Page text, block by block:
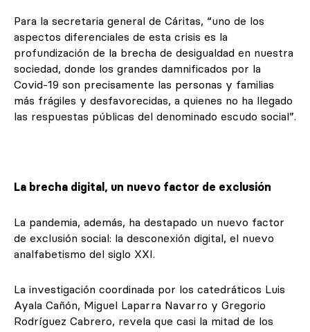
Para la secretaria general de Cáritas, “uno de los
aspectos diferenciales de esta crisis es la
profundización de la brecha de desigualdad en nuestra
sociedad, donde los grandes damnificados por la
Covid-19 son precisamente las personas y familias
más frágiles y desfavorecidas, a quienes no ha llegado
las respuestas públicas del denominado escudo social”.
La brecha digital, un nuevo factor de exclusión
La pandemia, además, ha destapado un nuevo factor
de exclusión social: la desconexión digital, el nuevo
analfabetismo del siglo XXI.
La investigación coordinada por los catedráticos Luis
Ayala Cañón, Miguel Laparra Navarro y Gregorio
Rodríguez Cabrero, revela que casi la mitad de los